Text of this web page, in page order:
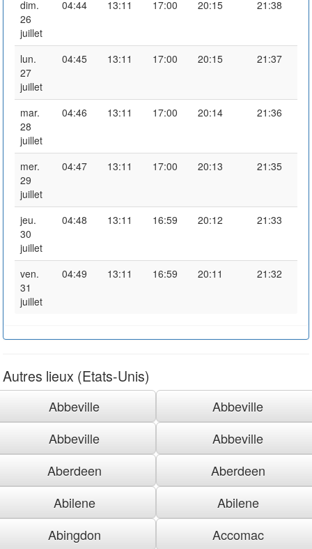
dim.
26
juillet
04:44 13:11 17:00 20:15 21:38
lun.
27
juillet
04:45 13:11 17:00 20:15 21:37
mar.
28
juillet
04:46 13:11 17:00 20:14 21:36
mer.
29
juillet
04:47 13:11 17:00 20:13 21:35
jeu.
30
juillet
04:48 13:11 16:59 20:12 21:33
ven.
31
juillet
04:49 13:11 16:59 20:11 21:32
Autres lieux (Etats-Unis)
Abbeville
Abbeville
Abbeville
Abbeville
Aberdeen
Aberdeen
Abilene
Abilene
Abingdon
Accomac